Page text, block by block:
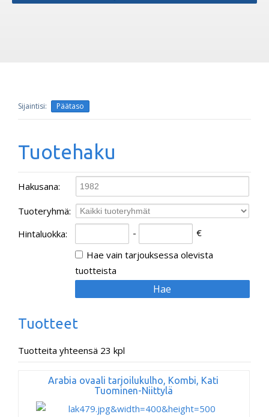
Päätaso
Tuotehaku
Hakusana:
Tuoteryhmä:
Hintaluokka: -
€
Hae vain tarjouksessa olevista
tuotteista
Tuotteet
Tuotteita yhteensä 23 kpl
Arabia ovaali tarjoilukulho, Kombi, Kati
Tuominen-Niittylä